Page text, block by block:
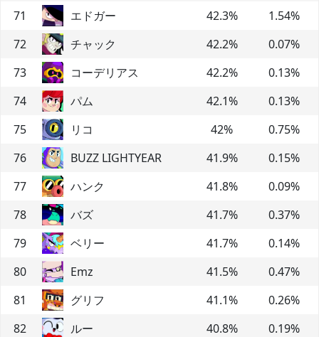
71
エドガー 42.3% 1.54%
72
チャック 42.2% 0.07%
73
コーデリアス 42.2% 0.13%
74
パム 42.1% 0.13%
75
リコ 42% 0.75%
76
BUZZ LIGHTYEAR 41.9% 0.15%
77
ハンク 41.8% 0.09%
78
バズ 41.7% 0.37%
79
ベリー 41.7% 0.14%
80
Emz 41.5% 0.47%
81
グリフ 41.1% 0.26%
82
ルー 40.8% 0.19%